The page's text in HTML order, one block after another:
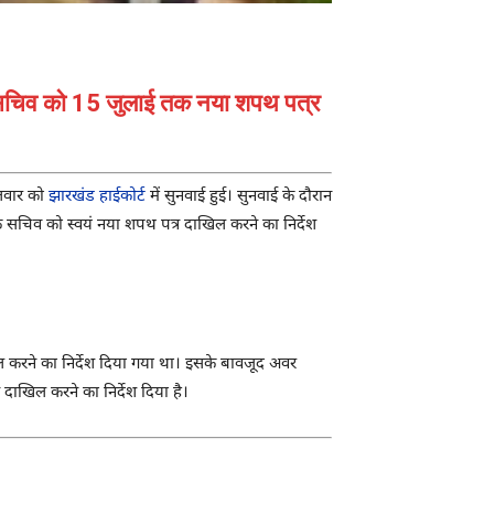
को 15 जुलाई तक नया शपथ पत्र
को झारखंड हाईकोर्ट में सुनवाई हुई। सुनवाई के दौरान
को स्वयं नया शपथ पत्र दाखिल करने का निर्देश
का निर्देश दिया गया था। इसके बावजूद अवर
करने का निर्देश दिया है।